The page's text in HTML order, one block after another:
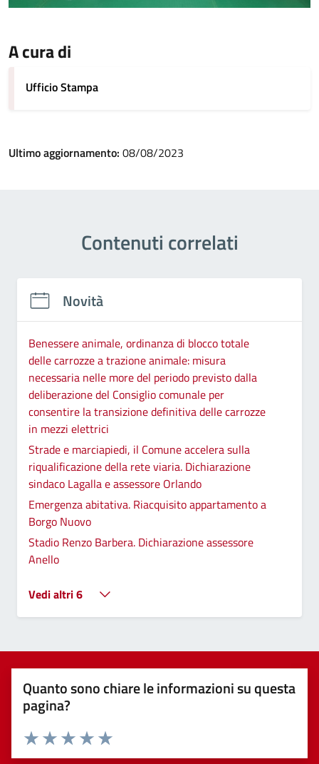
A cura di
Ufficio Stampa
Ultimo aggiornamento: 08/08/2023
Contenuti correlati
Novità
Benessere animale, ordinanza di blocco totale
delle carrozze a trazione animale: misura
necessaria nelle more del periodo previsto dalla
deliberazione del Consiglio comunale per
consentire la transizione definitiva delle carrozze
in mezzi elettrici
Strade e marciapiedi, il Comune accelera sulla
riqualificazione della rete viaria. Dichiarazione
sindaco Lagalla e assessore Orlando
Emergenza abitativa. Riacquisito appartamento a
Borgo Nuovo
Stadio Renzo Barbera. Dichiarazione assessore
Anello
Vedi altri 6
Quanto sono chiare le informazioni su questa
pagina?
Valuta 5 stelle su 5
Valuta 4 stelle su 5
Valuta 3 stelle su 5
Valuta 2 stelle su 5
Valuta 1 stelle su 5